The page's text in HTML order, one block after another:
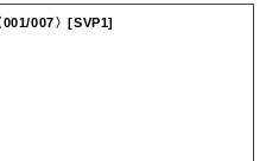
001/007〉[SVP1]